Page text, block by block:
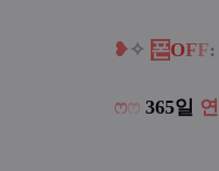
❥ ✧ 폰OFF:
ෆෆ365일 연